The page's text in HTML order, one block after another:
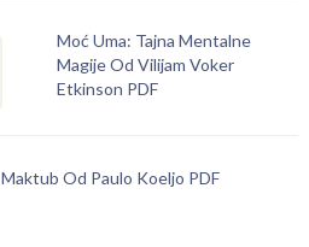
Moć Uma: Tajna Mentalne
Magije Od Vilijam Voker
Etkinson PDF
Maktub Od Paulo Koeljo PDF